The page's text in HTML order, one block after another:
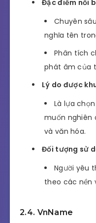
Đặc điểm nổi
Chuyên
nghĩa tên
Phân tích
phát âm của
Lý do được
Là lựa
muốn nghiên
và văn hóa.
Đối tượng sử
Người yêu
theo các nền
2.4. VnName